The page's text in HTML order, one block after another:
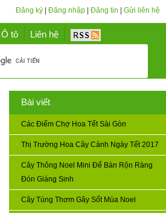
Đăng ký Đăng nhập Đăng tin Gửi liên hệ
Ô tô Liên hệ
Bài viết
Các Điểm Chợ Hoa Tết Sài Gòn
Thị Trường Hoa Cây Cảnh Ngày Tết 2017
Cây Thông Noel Mini Để Bàn Rộn Ràng
Đón Giáng Sinh
Cây Tùng Thơm Gây Sốt Mùa Noel